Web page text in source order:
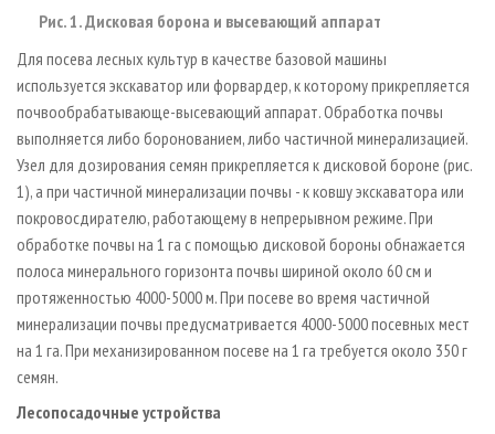
Рис. 1. Дисковая борона и высевающий аппарат
Для посева лесных культур в качестве базовой машины
используется экскаватор или форвардер, к которому прикрепляется
почвообрабатывающе-высевающий аппарат. Обработка почвы
выполняется либо боронованием, либо частичной минерализацией.
Узел для дозирования семян прикрепляется к дисковой бороне (рис.
1), а при частичной минерализации почвы - к ковшу экскаватора или
покровосдирателю, работающему в непрерывном режиме. При
обработке почвы на 1 га с помощью дисковой бороны обнажается
полоса минерального горизонта почвы шириной около 60 см и
протяженностью 4000-5000 м. При посеве во время частичной
минерализации почвы предусматривается 4000-5000 посевных мест
на 1 га. При механизированном посеве на 1 га требуется около 350 г
семян.
Лесопосадочные устройства